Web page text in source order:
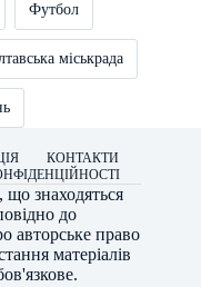
Футбол
міськрада
КОНТАКТИ
знаходяться
до
авторське право
матеріалів